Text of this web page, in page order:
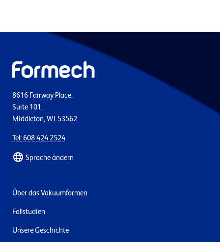
8616 Fairway Place,
Suite 101,
Middleton, WI 53562
Tel: 608 424 2524
Sprache ändern
Über das Vakuumformen
Fallstudien
Unsere Geschichte